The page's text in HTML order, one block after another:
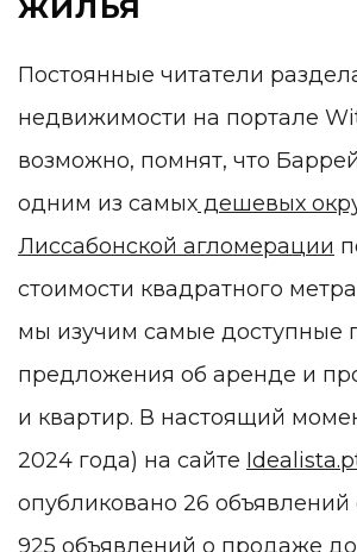
Постоянные читатели
недвижимости на портале
возможно, помнят, что
одним из самых дешевых
Лиссабонской агломерации
стоимости квадратного
мы изучим самые доступные
предложения об аренде и
и квартир. В настоящий
2024 года) на сайте
опубликовано 26
925 объявлений о продаже